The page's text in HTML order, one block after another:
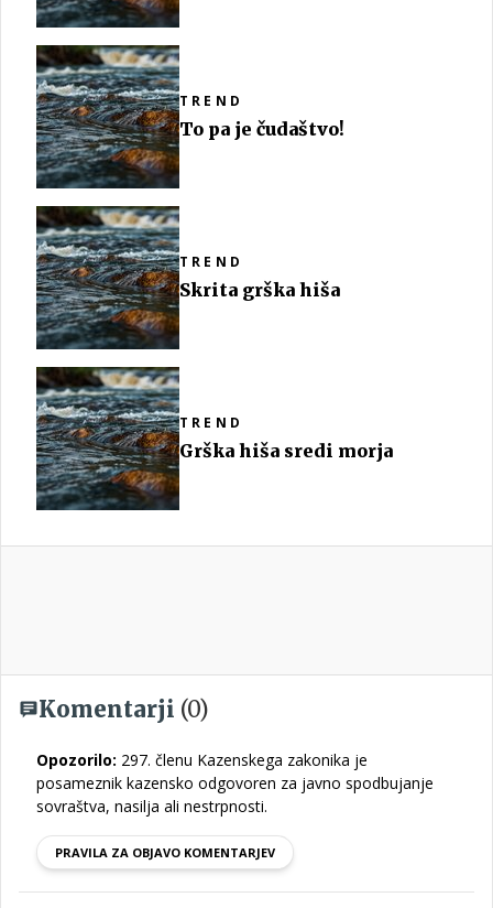
TREND
To pa je čudaštvo!
TREND
Skrita grška hiša
TREND
Grška hiša sredi morja
Komentarji (0)
Opozorilo: 297. členu Kazenskega zakonika je
posameznik kazensko odgovoren za javno spodbujanje
sovraštva, nasilja ali nestrpnosti.
PRAVILA ZA OBJAVO KOMENTARJEV